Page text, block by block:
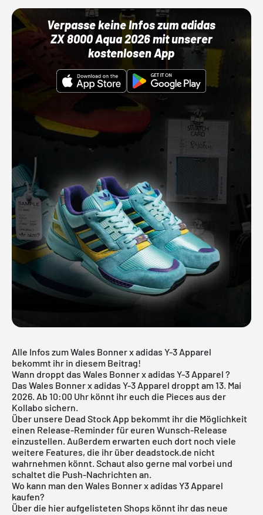
Verpasse keine Infos zum adidas
ZX 8000 Aqua 2026 mit unserer
kostenlosen App
Alle Infos zum Wales Bonner x adidas Y-3 Apparel
bekommt ihr in diesem Beitrag!
Wann droppt das Wales Bonner x adidas Y-3 Apparel ?
Das Wales Bonner x adidas Y-3 Apparel droppt am 13. Mai
2026. Ab 10:00 Uhr könnt ihr euch die Pieces aus der
Kollabo sichern.
Über unsere Dead Stock App bekommt ihr die Möglichkeit
einen Release-Reminder für euren Wunsch-Release
einzustellen. Außerdem erwarten euch dort noch viele
weitere Features, die ihr über deadstock.de nicht
wahrnehmen könnt. Schaut also gerne mal vorbei und
schaltet die Push-Nachrichten an.
Wo kann man den Wales Bonner x adidas Y3 Apparel
kaufen?
Über die hier aufgelisteten Shops könnt ihr das neue